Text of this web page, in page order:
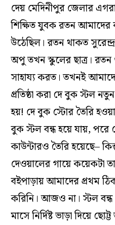
দেয় মেদিনীপুর জেলার
শিক্ষিত যুবক রতন আমাদের
উঠেছিল। রতন থাকত
অপু তখন স্কুলের ছাত্র।
সাহায্য করত। তখনই
প্রতিষ্ঠা করা দে বুক স্টল
হয়! দে বুক স্টোর তৈরি
বুক স্টল বন্ধ হয়ে যায়, পরে
কাউন্টারও তৈরি হয়েছে–
দেওয়ালের গায়ে কয়েকটা
বইপাড়ায় আমাদের প্রথম
করিনি। আজও না। স্টল
মাসে নির্দিষ্ট ভাড়া দিয়ে